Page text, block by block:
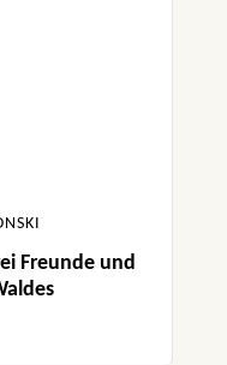
Freunde und